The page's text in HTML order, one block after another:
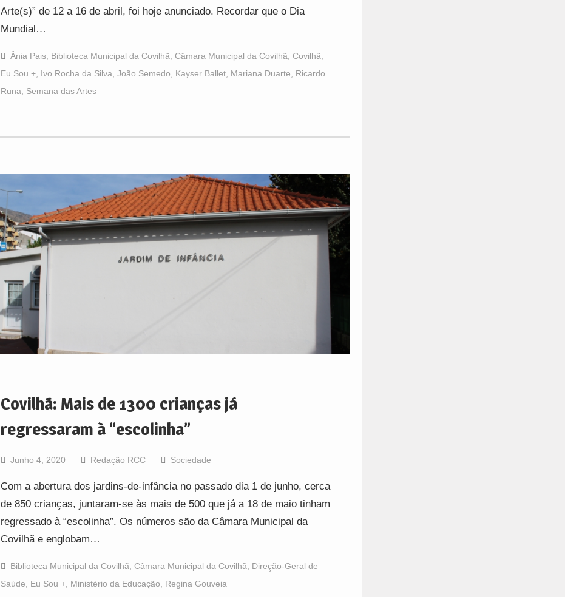
Arte(s)” de 12 a 16 de abril, foi hoje anunciado. Recordar que o Dia
Mundial…
Ânia Pais, Biblioteca Municipal da Covilhã Câmara Municipal da Covilhã Covilhã
Eu Sou +, Ivo Rocha da Silva João Semedo Kayser Ballet, Mariana Duarte
Ricardo
Runa
Semana das Artes
Covilhã: Mais de 1300 crianças já
regressaram à “escolinha”
Junho 4, 2020 Redação RCC Sociedade
Com a abertura dos jardins-de-infância no passado dia 1 de junho, cerca
de 850 crianças, juntaram-se às mais de 500 que já a 18 de maio tinham
regressado à “escolinha”. Os números são da Câmara Municipal da
Covilhã e englobam…
Biblioteca Municipal da Covilhã Câmara Municipal da Covilhã
Direção-Geral de
Saúde
Eu Sou +, Ministério da Educação Regina Gouveia